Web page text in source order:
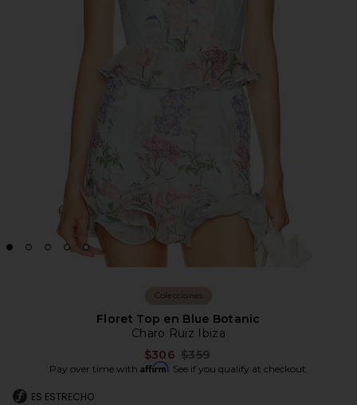
Colecciones
Floret Top en Blue Botanic
Charo Ruiz Ibiza
$306 Previous price:
$359
Pay over time with Affirm. See if you qualify at checkout.
ES ESTRECHO